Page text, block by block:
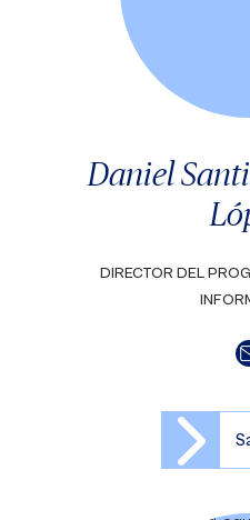
Daniel
DIRECTOR DEL